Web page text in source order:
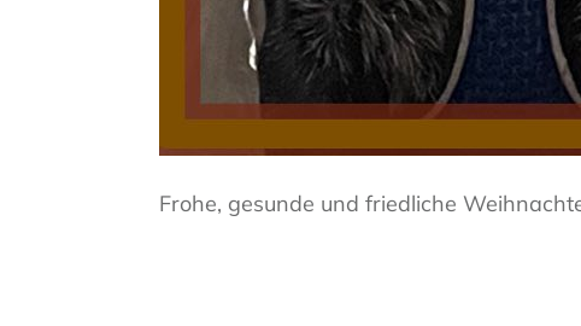
Frohe, gesunde und friedliche